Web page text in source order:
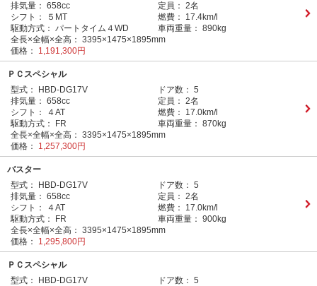
排気量： 658cc 定員： 2名
シフト：
５MT 燃費：
17.4km/l
駆動方式： パートタイム４WD 車両重量： 890kg
全長×全幅×全高： 3395×1475×1895mm
価格：
1,191,300円
ＰＣスペシャル
型式：
HBD-DG17V ドア数： 5
排気量： 658cc 定員： 2名
シフト：
４AT 燃費：
17.0km/l
駆動方式：
FR 車両重量： 870kg
全長×全幅×全高： 3395×1475×1895mm
価格：
1,257,300円
バスター
型式：
HBD-DG17V ドア数： 5
排気量： 658cc 定員： 2名
シフト：
４AT 燃費：
17.0km/l
駆動方式：
FR 車両重量： 900kg
全長×全幅×全高： 3395×1475×1895mm
価格：
1,295,800円
ＰＣスペシャル
型式：
HBD-DG17V ドア数： 5